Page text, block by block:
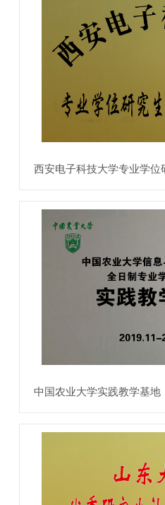
西安电子科技大学专业学位
中国农业大学实践教学基地